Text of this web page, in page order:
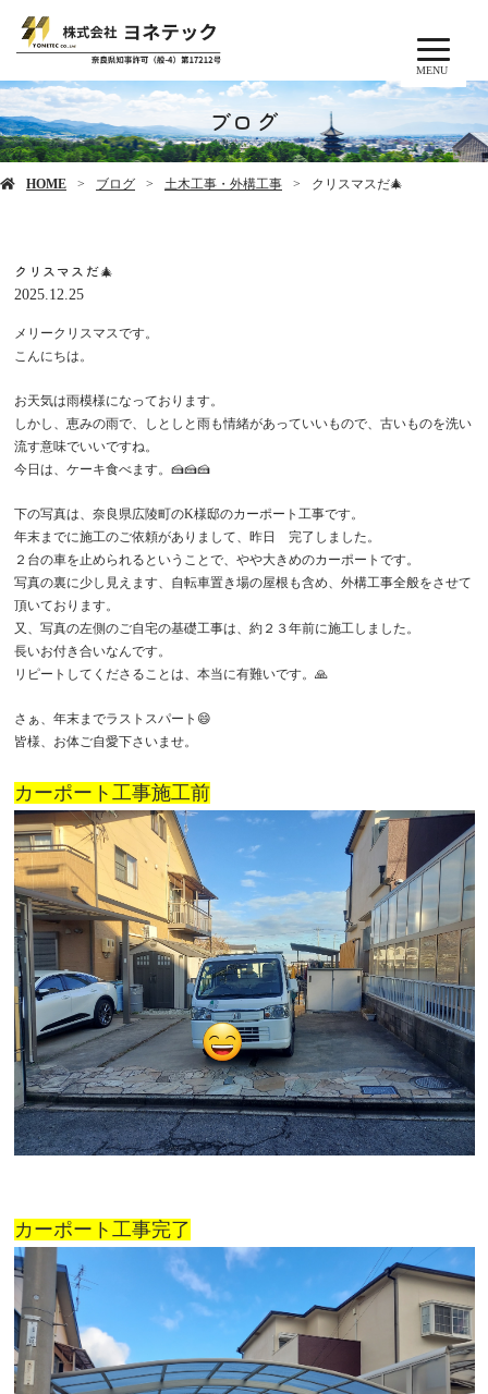
MENU
ブログ
HOME ブログ 土木工事・外構工事 クリスマスだ🎄
クリスマスだ🎄
2025.12.25
メリークリスマスです。
こんにちは。
お天気は雨模様になっております。
しかし、恵みの雨で、しとしと雨も情緒があっていいもので、古いものを洗い
流す意味でいいですね。
今日は、ケーキ食べます。🍰🍰🍰
下の写真は、奈良県広陵町のK様邸のカーポート工事です。
年末までに施工のご依頼がありまして、昨日 完了しました。
２台の車を止められるということで、やや大きめのカーポートです。
写真の裏に少し見えます、自転車置き場の屋根も含め、外構工事全般をさせて
頂いております。
又、写真の左側のご自宅の基礎工事は、約２３年前に施工しました。
長いお付き合いなんです。
リピートしてくださることは、本当に有難いです。🙏
さぁ、年末までラストスパート😄
皆様、お体ご自愛下さいませ。
カーポート工事施工前
カーポート工事完了